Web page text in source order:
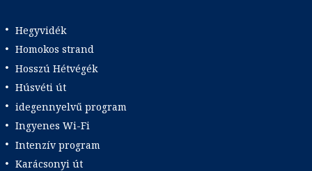
Hegyvidék
Homokos strand
Hosszú Hétvégék
Húsvéti út
idegennyelvű program
Ingyenes Wi-Fi
Intenzív program
Karácsonyi út